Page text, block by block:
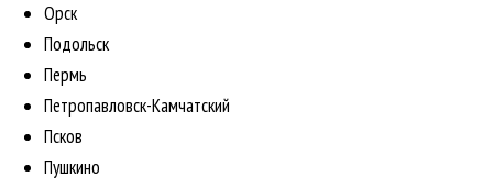
Орск
Подольск
Пермь
Петропавловск-Камчатский
Псков
Пушкино